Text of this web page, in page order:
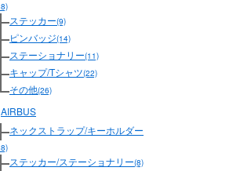
ステッカー(9)
ピンバッジ(14)
ステーショナリー(11)
キャップ/Tシャツ(22)
その他(26)
AIRBUS
ネックストラップ/キーホルダー
ステッカー/ステーショナリー(8)